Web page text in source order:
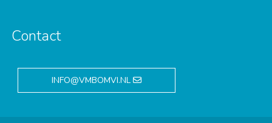
Contact
INFO@VMBOMVI.NL